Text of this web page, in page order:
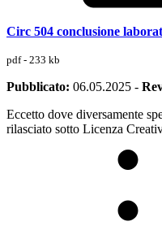
Circ 504 conclusione
pdf - 233 kb
Pubblicato: 06.05.2025 -
Eccetto dove diversamente
rilasciato sotto Licenza